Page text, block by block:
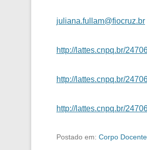
juliana.fullam@fiocruz.br
http://lattes.cnpq.br/
http://lattes.cnpq.br/
http://lattes.cnpq.br/
Postado em: Corpo Docente